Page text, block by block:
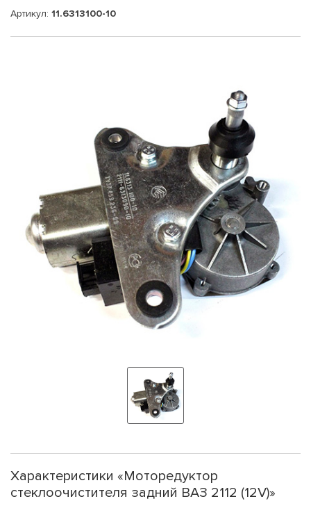
Артикул: 11.6313100-10
Характеристики «Моторедуктор
стеклоочистителя задний ВАЗ 2112 (12V)»